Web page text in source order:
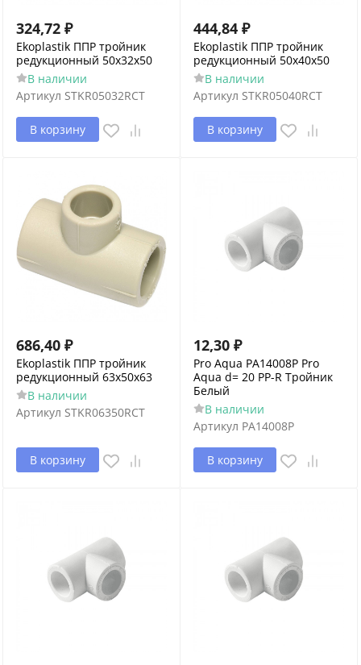
324,72 ₽
Ekoplastik ППР тройник
редукционный 50x32x50
В наличии
Артикул STKR05032RCT
В корзину
444,84 ₽
Ekoplastik ППР тройник
редукционный 50x40x50
В наличии
Артикул STKR05040RCT
В корзину
686,40 ₽
Ekoplastik ППР тройник
редукционный 63x50x63
В наличии
Артикул STKR06350RCT
В корзину
12,30 ₽
Pro Aqua PA14008P Pro
Aqua d= 20 PP-R Тройник
Белый
В наличии
Артикул PA14008P
В корзину